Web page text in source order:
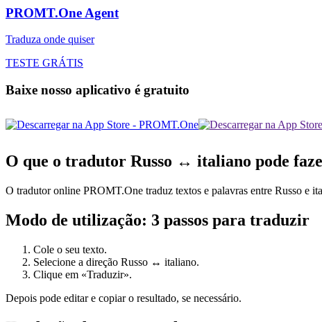
PROMT.One Agent
Traduza onde quiser
TESTE GRÁTIS
Baixe nosso aplicativo é gratuito
O que o tradutor Russo ↔ italiano pode
O tradutor online PROMT.One traduz textos e palavras entre Russo e
Modo de utilização: 3 passos para traduzir
Cole o seu texto.
Selecione a direção Russo ↔ italiano.
Clique em «Traduzir».
Depois pode editar e copiar o resultado, se necessário.